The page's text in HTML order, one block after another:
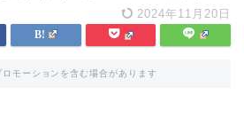
2024年11月20日
モーションを含む場合があります